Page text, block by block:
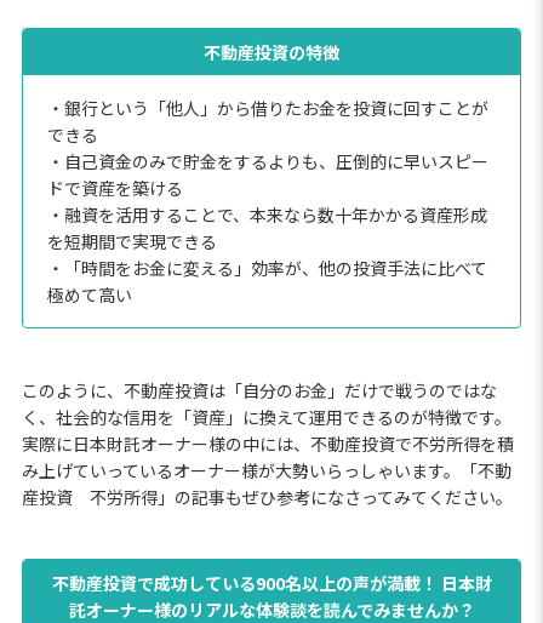
不動産投資の特徴
・銀行という「他人」から借りたお金を投資に回すことが
できる
・自己資金のみで貯金をするよりも、圧倒的に早いスピー
ドで資産を築ける
・融資を活用することで、本来なら数十年かかる資産形成
を短期間で実現できる
・「時間をお金に変える」効率が、他の投資手法に比べて
極めて高い
このように、不動産投資は「自分のお金」だけで戦うのではな
く、社会的な信用を「資産」に換えて運用できるのが特徴です。
実際に日本財託オーナー様の中には、不動産投資で不労所得を積
み上げていっているオーナー様が大勢いらっしゃいます。「不動
産投資 不労所得」の記事もぜひ参考になさってみてください。
不動産投資で成功している900名以上の声が満載！ 日本財
託オーナー様のリアルな体験談を読んでみませんか？